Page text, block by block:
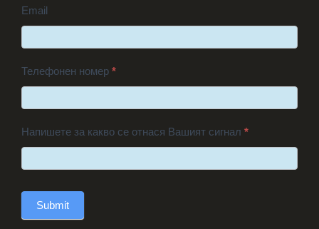
Email
Телефонен номер *
Напишете за какво се отнася Вашият сигнал *
Submit